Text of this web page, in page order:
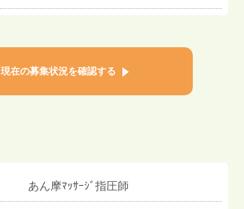
現在の募集状況を確認する
あん摩ﾏｯｻｰｼﾞ指圧師